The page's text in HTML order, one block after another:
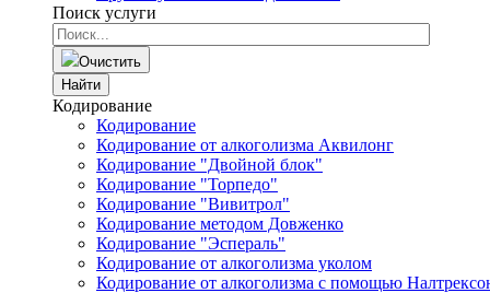
Поиск услуги
Очистить
Найти
Кодирование
Кодирование
Кодирование от алкоголизма Аквилонг
Кодирование "Двойной блок"
Кодирование "Торпедо"
Кодирование "Вивитрол"
Кодирование методом Довженко
Кодирование "Эспераль"
Кодирование от алкоголизма уколом
Кодирование от алкоголизма с помощью